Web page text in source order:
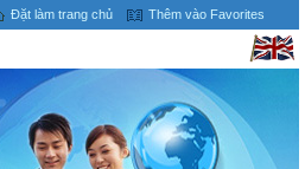
Đặt làm trang chủ Thêm vào Favorites